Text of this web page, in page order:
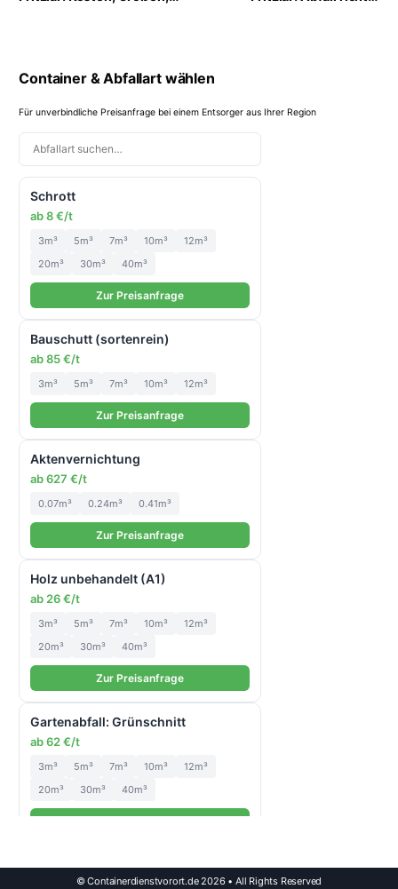
Container & Abfallart wählen
Für unverbindliche Preisanfrage bei einem Entsorger aus Ihrer Region
Schrott
ab 8 €/t
3m³ 5m³ 7m³ 10m³
12m³
20m³
30m³ 40m³
Zur Preisanfrage
Bauschutt (sortenrein)
ab 85 €/t
3m³ 5m³ 7m³ 10m³ 12m³
Zur Preisanfrage
Aktenvernichtung
ab 627 €/t
0.07m³ 0.24m³ 0.41m³
Zur Preisanfrage
Holz unbehandelt (A1)
ab 26 €/t
3m³ 5m³ 7m³ 10m³
12m³
20m³
30m³ 40m³
Zur Preisanfrage
Gartenabfall: Grünschnitt
ab 62 €/t
3m³ 5m³ 7m³ 10m³
12m³
20m³
30m³ 40m³
Papier, Pappe, Kartonage
ab 15 €/t© Containerdienstvorort.de 2026 • All Rights Reserved